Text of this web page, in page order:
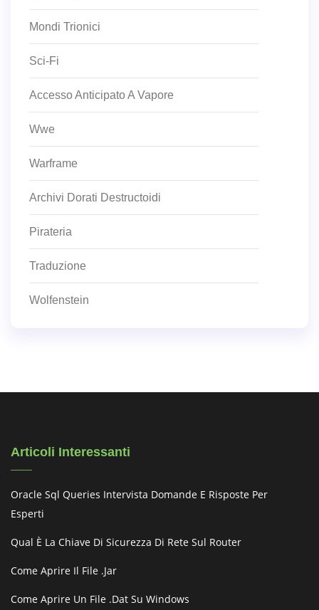
Mondi Trionici
Sci-Fi
Accesso Anticipato A Vapore
Wwe
Warframe
Archivi Dorati Destructoidi
Pirateria
Traduzione
Wolfenstein
Articoli Interessanti
Oracle Sql Queries Intervista Domande E Risposte Per
Esperti
Qual È La Chiave Di Sicurezza Di Rete Sul Router
Come Aprire Il File .jar
Come Aprire Un File .dat Su Windows